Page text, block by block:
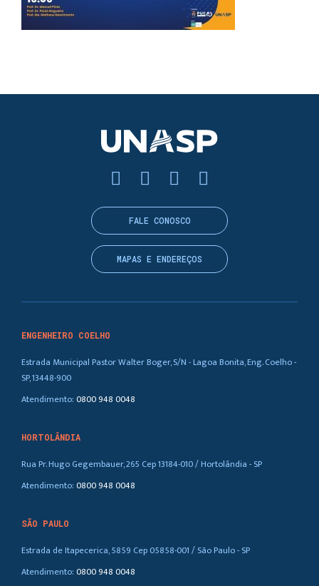
ENGENHEIRO COELHO
Estrada Municipal Pastor Walter Boger, S/N - Lagoa Bonita, Eng. Coelho -
SP, 13448-900
Atendimento:0800 948 0048
HORTOLÂNDIA
Rua Pr. Hugo Gegembauer, 265 Cep 13184-010 / Hortolândia - SP
Atendimento:0800 948 0048
SÃO PAULO
Estrada de Itapecerica, 5859 Cep 05858-001 / São Paulo - SP
Atendimento:0800 948 0048
FALE CONOSCO
MAPAS E ENDEREÇOS